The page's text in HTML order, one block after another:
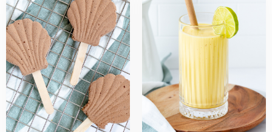
more
about
Chocolade
ijsjes
more
about
smoothie